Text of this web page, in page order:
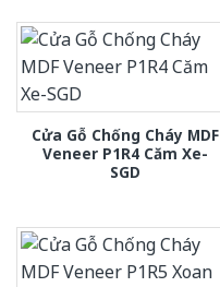
Cửa Gỗ Chống Cháy MDF
Veneer P1R4 Căm Xe-
SGD